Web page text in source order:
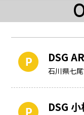
DSG
石川県七
DSG